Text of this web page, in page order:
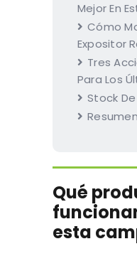
Mejor En
Cómo
Expositor
Tres
Para Los
Stock
Resumen
Qué
esta